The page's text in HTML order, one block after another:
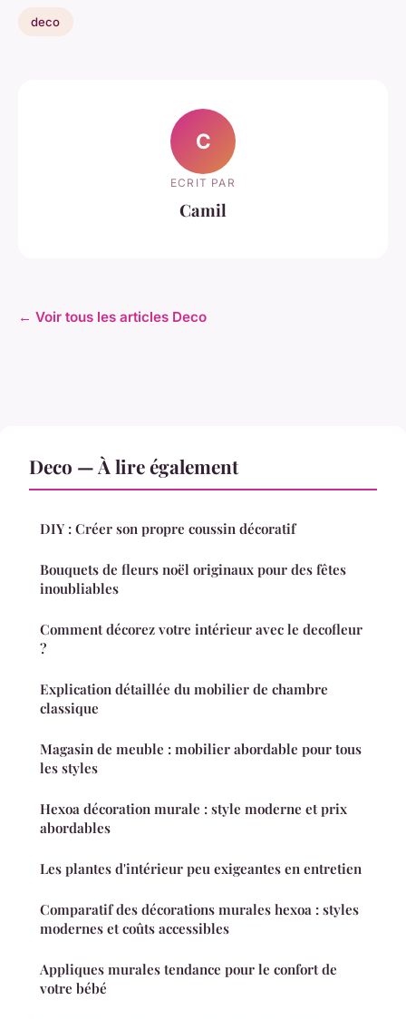
deco
C
ECRIT PAR
Camil
← Voir tous les articles Deco
Deco — À lire également
DIY : Créer son propre coussin décoratif
Bouquets de fleurs noël originaux pour des fêtes
inoubliables
Comment décorez votre intérieur avec le decofleur
?
Explication détaillée du mobilier de chambre
classique
Magasin de meuble : mobilier abordable pour tous
les styles
Hexoa décoration murale : style moderne et prix
abordables
Les plantes d'intérieur peu exigeantes en entretien
Comparatif des décorations murales hexoa : styles
modernes et coûts accessibles
Appliques murales tendance pour le confort de
votre bébé